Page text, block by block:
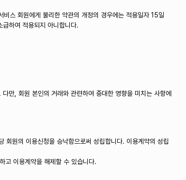
스 회원에게 불리한 약관의 개정의 경우에는 적용일자 15일
하여 적용되지 아니합니다.
만, 회원 본인의 거래와 관련하여 중대한 영향을 미치는 사항에
원의 이용신청을 승낙함으로써 성립합니다. 이용계약의 성립
고 이용계약을 해제할 수 있습니다.